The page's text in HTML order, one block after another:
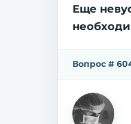
Еще
Вопрос #